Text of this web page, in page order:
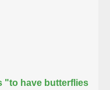
"to have butterflies